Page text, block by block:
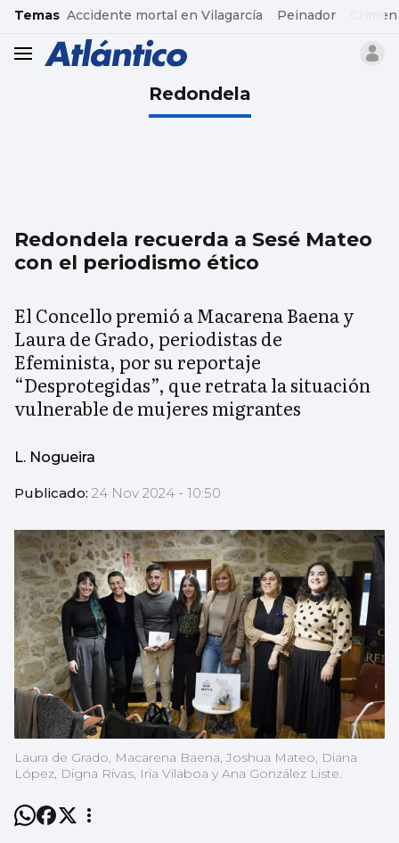
common.go-to-content
Temas Accidente mortal en Vilagarcía Peinador
header.menu.open
Redondela
Redondela recuerda a Sesé Mateo
con el periodismo ético
El Concello premió a Macarena Baena y
Laura de Grado, periodistas de
Efeminista, por su reportaje
“Desprotegidas”, que retrata la situación
vulnerable de mujeres migrantes
L. Nogueira
Publicado: 24 Nov 2024 - 10:50
Laura de Grado, Macarena Baena, Joshua Mateo, Diana
López, Digna Rivas, Iria Vilaboa y Ana González Liste.